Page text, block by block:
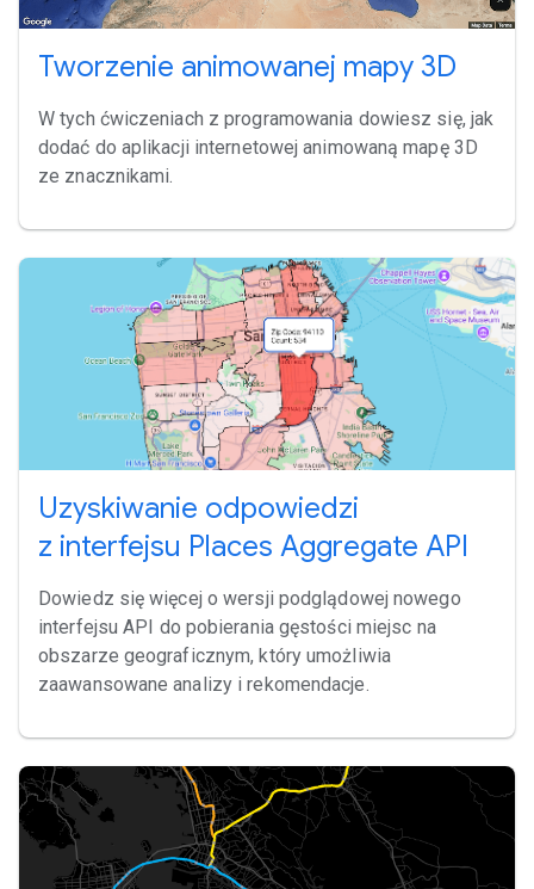
Tworzenie animowanej mapy 3D
W tych ćwiczeniach z programowania dowiesz się, jak
dodać do aplikacji internetowej animowaną mapę 3D
ze znacznikami.
Uzyskiwanie odpowiedzi
z interfejsu Places Aggregate API
Dowiedz się więcej o wersji podglądowej nowego
interfejsu API do pobierania gęstości miejsc na
obszarze geograficznym, który umożliwia
zaawansowane analizy i rekomendacje.